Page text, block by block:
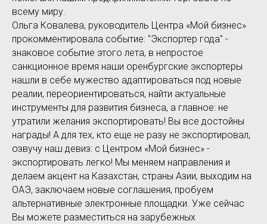
всему миру.
Ольга Ковалева, руководитель Центра «Мой бизнес»
прокомментировала событие: "Экспортер года" -
знаковое событие этого лета, в непростое
санкционное время наши оренбургские экспортеры
нашли в себе мужество адаптироваться под новые
реалии, переориентироваться, найти актуальные
инструменты для развития бизнеса, а главное: не
утратили желания экспортировать! Вы все достойны
награды! А для тех, кто еще не разу не экспортировал,
озвучу наш девиз: с Центром «Мой бизнес» -
экспортировать легко! Мы меняем направления и
делаем акцент на Казахстан, страны Азии, выходим на
ОАЭ, заключаем новые соглашения, пробуем
альтернативные электронные площадки. Уже сейчас
Вы можете разместиться на зарубежных